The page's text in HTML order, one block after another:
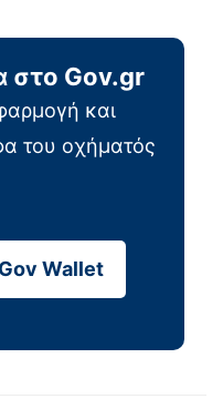
στο Gov.gr
και
του οχήματός
Wallet